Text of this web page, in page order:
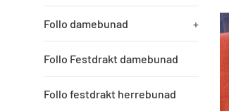
Follo damebunad +
Follo Festdrakt damebunad
Follo festdrakt herrebunad